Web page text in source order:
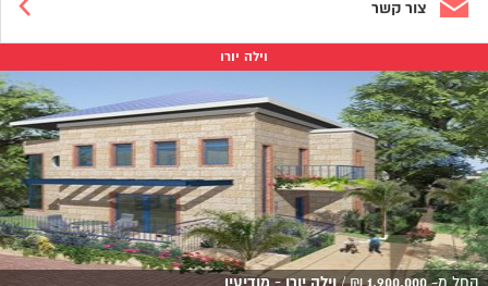
צור קשר
וילה יורו
החל מ-1,900,000
₪
/וילה יורו - מודיעין